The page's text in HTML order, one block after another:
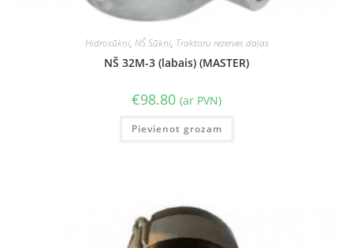
Hidrosūkņi, NŠ Sūkņi, Traktoru rezerves daļas
NŠ 32M-3 (labais) (MASTER)
€98.80 (ar PVN)
Pievienot grozam